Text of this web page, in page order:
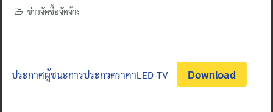
ข่าวจัดซื้อจัดจ้าง
ประกาศผู้ชนะการประกวดราคาLED-TV Download